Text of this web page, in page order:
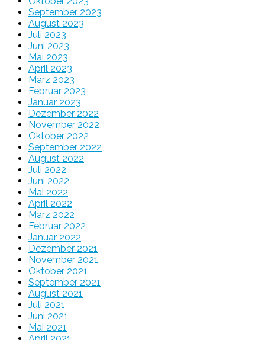
September 2023
August 2023
Juli 2023
Juni 2023
Mai 2023
April 2023
März 2023
Februar 2023
Januar 2023
Dezember 2022
November 2022
Oktober 2022
September 2022
August 2022
Juli 2022
Juni 2022
Mai 2022
April 2022
März 2022
Februar 2022
Januar 2022
Dezember 2021
November 2021
Oktober 2021
September 2021
August 2021
Juli 2021
Juni 2021
Mai 2021